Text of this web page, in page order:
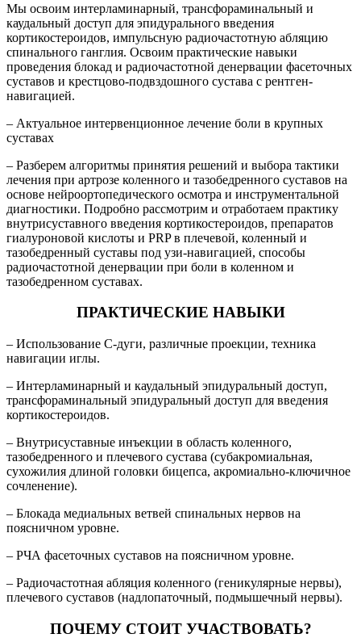
Мы освоим интерламинарный, трансфораминальный и
каудальный доступ для эпидурального введения
кортикостероидов, импульсную радиочастотную абляцию
спинального ганглия. Освоим практические навыки
проведения блокад и радиочастотной денервации фасеточных
суставов и крестцово-подвздошного сустава с рентген-
навигацией.
– Актуальное интервенционное лечение боли в крупных
суставах
– Разберем алгоритмы принятия решений и выбора тактики
лечения при артрозе коленного и тазобедренного суставов на
основе нейроортопедического осмотра и инструментальной
диагностики. Подробно рассмотрим и отработаем практику
внутрисуставного введения кортикостероидов, препаратов
гиалуроновой кислоты и PRP в плечевой, коленный и
тазобедренный суставы под узи-навигацией, способы
радиочастотной денервации при боли в коленном и
тазобедренном суставах.
ПРАКТИЧЕСКИЕ НАВЫКИ
– Использование С-дуги, различные проекции, техника
навигации иглы.
– Интерламинарный и каудальный эпидуральный доступ,
трансфораминальный эпидуральный доступ для введения
кортикостероидов.
– Внутрисуставные инъекции в область коленного,
тазобедренного и плечевого сустава (субакромиальная,
сухожилия длиной головки бицепса, акромиально-ключичное
сочленение).
– Блокада медиальных ветвей спинальных нервов на
поясничном уровне.
– РЧА фасеточных суставов на поясничном уровне.
– Радиочастотная абляция коленного (геникулярные нервы),
плечевого суставов (надлопаточный, подмышечный нервы).
ПОЧЕМУ СТОИТ УЧАСТВОВАТЬ?